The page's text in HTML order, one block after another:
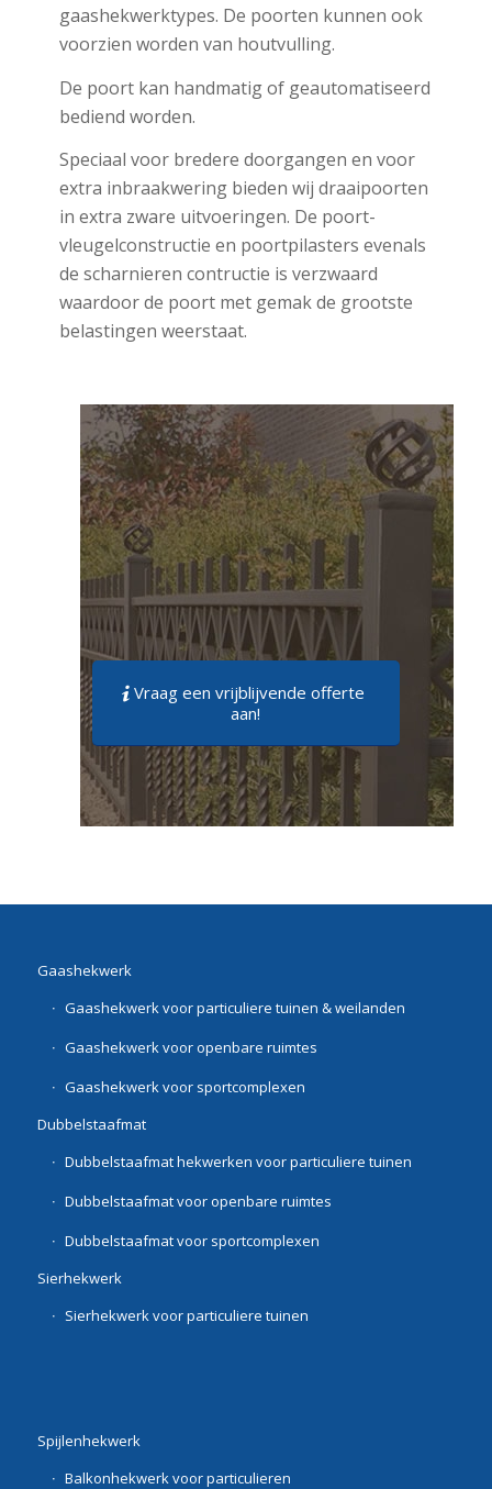
gaashekwerktypes. De poorten kunnen ook
voorzien worden van houtvulling.
De poort kan handmatig of geautomatiseerd
bediend worden.
Speciaal voor bredere doorgangen en voor
extra inbraakwering bieden wij draaipoorten
in extra zware uitvoeringen. De poort-
vleugelconstructie en poortpilasters evenals
de scharnieren contructie is verzwaard
waardoor de poort met gemak de grootste
belastingen weerstaat.
Vraag een vrijblijvende offerte
aan!
Gaashekwerk
Gaashekwerk voor particuliere tuinen & weilanden
Gaashekwerk voor openbare ruimtes
Gaashekwerk voor sportcomplexen
Dubbelstaafmat
Dubbelstaafmat hekwerken voor particuliere tuinen
Dubbelstaafmat voor openbare ruimtes
Dubbelstaafmat voor sportcomplexen
Sierhekwerk
Sierhekwerk voor particuliere tuinen
Spijlenhekwerk
Balkonhekwerk voor particulieren